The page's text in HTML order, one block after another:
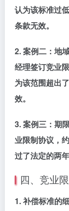
认为该标准过
条款无效。
2.案例二：地
经理签订竞业
为该范围超出
效。
3.案例三：期
业限制协议，
过了法定的两
四、竞业
1.补偿标准的